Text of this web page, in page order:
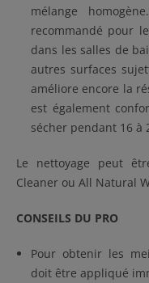
mélange
recommandé pour
dans les salles de
autres surfaces
améliore encore la
est également
sécher pendant 16 à
Le nettoyage peut
Cleaner ou All Natural
CONSEILS DU PRO
Pour obtenir les
doit être appliqué